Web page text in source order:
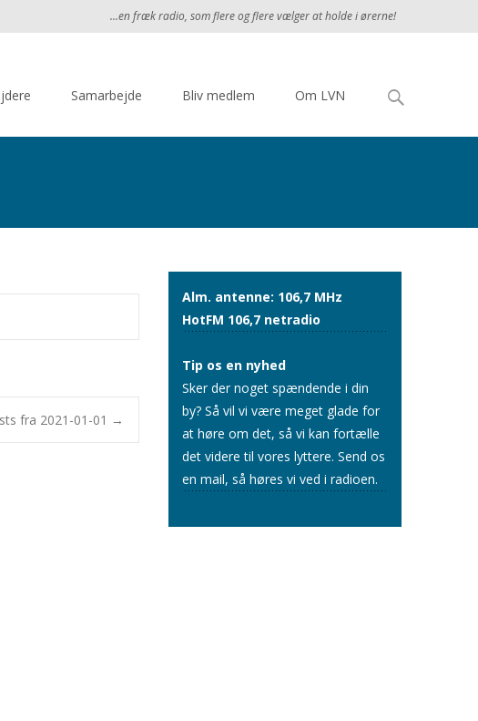
...en fræk radio, som flere og flere vælger at holde i ørerne!
Samarbejde Bliv medlem Om LVN
Søg
efter:
fra 2021-01-01 →
Alm. antenne: 106,7 MHz
HotFM 106,7 netradio
Tip os en nyhed
Sker der noget spændende i din
by? Så vil vi være meget glade for
at høre om det, så vi kan fortælle
det videre til vores lyttere. Send os
en mail, så høres vi ved i radioen.